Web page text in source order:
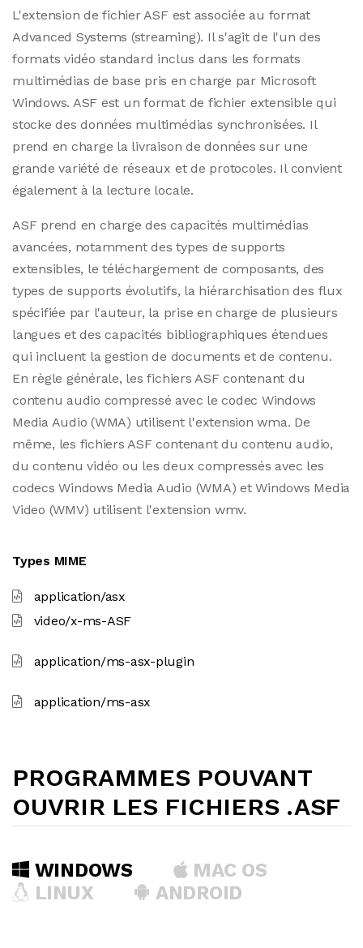
L'extension de fichier ASF est associée au format
Advanced Systems (streaming). Il s'agit de l'un des
formats vidéo standard inclus dans les formats
multimédias de base pris en charge par Microsoft
Windows. ASF est un format de fichier extensible qui
stocke des données multimédias synchronisées. Il
prend en charge la livraison de données sur une
grande variété de réseaux et de protocoles. Il convient
également à la lecture locale.
ASF prend en charge des capacités multimédias
avancées, notamment des types de supports
extensibles, le téléchargement de composants, des
types de supports évolutifs, la hiérarchisation des flux
spécifiée par l'auteur, la prise en charge de plusieurs
langues et des capacités bibliographiques étendues
qui incluent la gestion de documents et de contenu.
En règle générale, les fichiers ASF contenant du
contenu audio compressé avec le codec Windows
Media Audio (WMA) utilisent l'extension wma. De
même, les fichiers ASF contenant du contenu audio,
du contenu vidéo ou les deux compressés avec les
codecs Windows Media Audio (WMA) et Windows Media
Video (WMV) utilisent l'extension wmv.
Types MIME
application/asx
video/x-ms-ASF
application/ms-asx-plugin
application/ms-asx
PROGRAMMES POUVANT
OUVRIR LES FICHIERS .ASF
WINDOWS
MAC OS
LINUX
ANDROID